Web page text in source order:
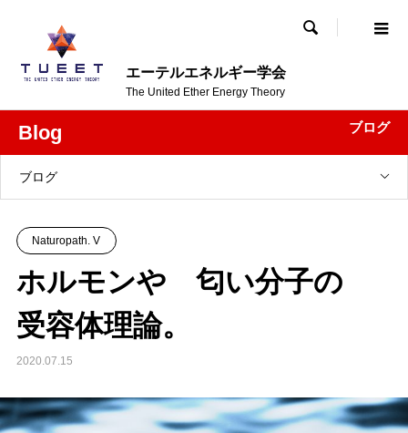
エーテルエネルギー学会
The United Ether Energy Theory

Blog ブログ
ブログ
Naturopath. V
ホルモンや 匂い分子の
受容体理論。
2020.07.15